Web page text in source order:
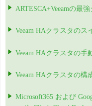
ARTESCA+Veeamの最
Veeam HAクラスタのス
Veeam HAクラスタの手
Veeam HAクラスタの構
Microsoft365 および